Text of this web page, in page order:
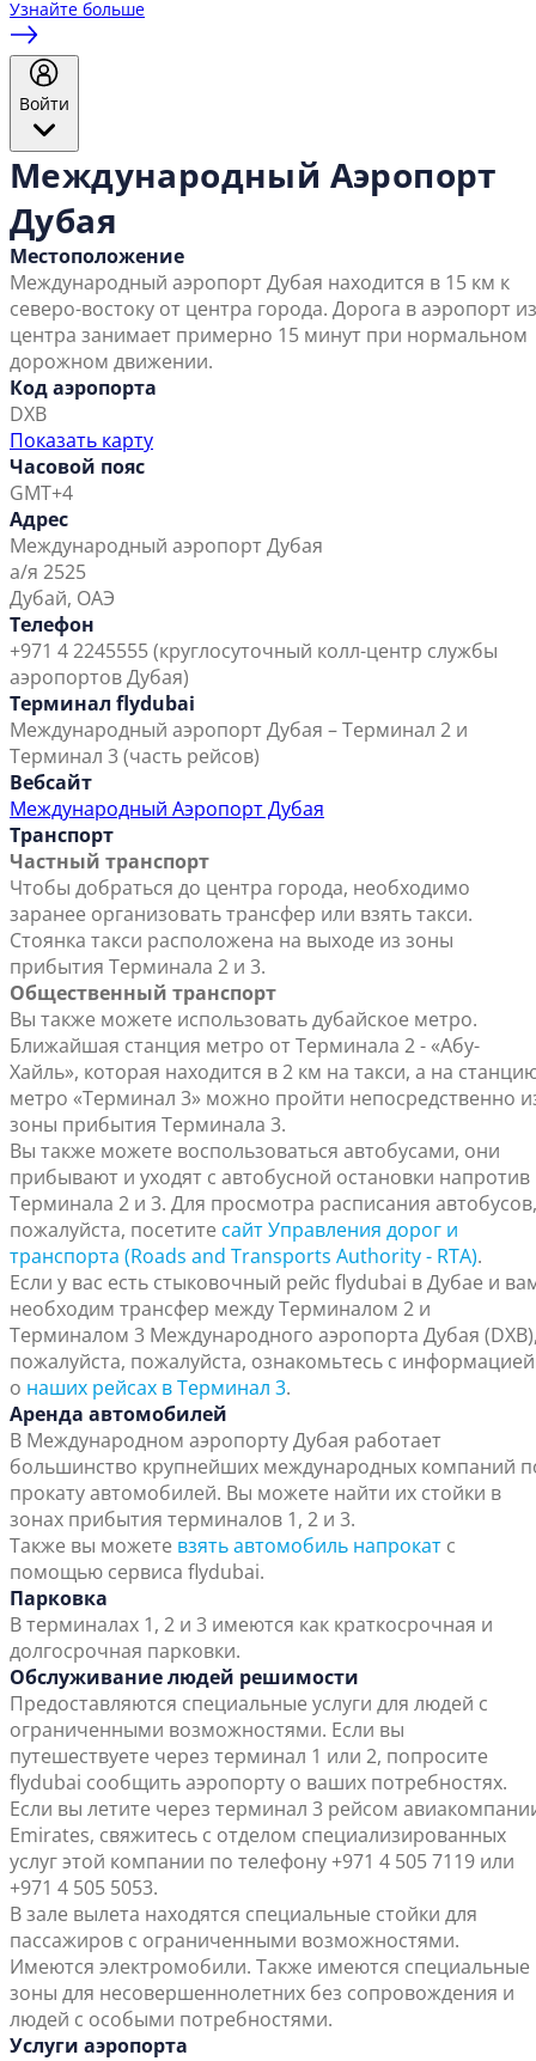
Узнайте больше
Войти
Международный Аэропорт
Дубая
Местоположение
Международный аэропорт Дубая находится в 15 км к
северо-востоку от центра города. Дорога в аэропорт из
центра занимает примерно 15 минут при нормальном
дорожном движении.
Код аэропорта
DXB
Показать карту
Часовой пояс
GMT+4
Адрес
Международный аэропорт Дубая
а/я 2525
Дубай, ОАЭ
Телефон
+971 4 2245555 (круглосуточный колл-центр службы
аэропортов Дубая)
Терминал flydubai
Международный аэропорт Дубая – Терминал 2 и
Терминал 3 (часть рейсов)
Вебсайт
Международный Аэропорт Дубая
Транспорт
Частный транспорт
Чтобы добраться до центра города, необходимо
заранее организовать трансфер или взять такси.
Стоянка такси расположена на выходе из зоны
прибытия Терминала 2 и 3.
Общественный транспорт
Вы также можете использовать дубайское метро.
Ближайшая станция метро от Терминала 2 - «Абу-
Хайль», которая находится в 2 км на такси, а на
метро «Терминал 3» можно пройти непосредственно
зоны прибытия Терминала 3.
Вы также можете воспользоваться автобусами, они
прибывают и уходят с автобусной остановки напротив
Терминала 2 и 3. Для просмотра расписания автобусов,
пожалуйста, посетите сайт Управления дорог и
транспорта (Roads and Transports Authority - RTA).
Если у вас есть стыковочный рейс flydubai в Дубае и
необходим трансфер между Терминалом 2 и
Терминалом 3 Международного аэропорта Дубая
пожалуйста, пожалуйста, ознакомьтесь с информацией
о наших рейсах в Терминал 3.
Аренда автомобилей
В Международном аэропорту Дубая работает
большинство крупнейших международных компаний
прокату автомобилей. Вы можете найти их стойки в
зонах прибытия терминалов 1, 2 и 3.
Также вы можете взять автомобиль напрокат с
помощью сервиса flydubai.
Парковка
В терминалах 1, 2 и 3 имеются как краткосрочная и
долгосрочная парковки.
Обслуживание людей решимости
Предоставляются специальные услуги для людей с
ограниченными возможностями. Если вы
путешествуете через терминал 1 или 2, попросите
flydubai сообщить аэропорту о ваших потребностях.
Если вы летите через терминал 3 рейсом
Emirates, свяжитесь с отделом специализированных
услуг этой компании по телефону +971 4 505 7119 или
+971 4 505 5053.
В зале вылета находятся специальные стойки для
пассажиров с ограниченными возможностями.
Имеются электромобили. Также имеются специальные
зоны для несовершеннолетних без сопровождения и
людей с особыми потребностями.
Услуги аэропорта